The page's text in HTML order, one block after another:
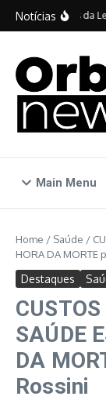
Ir para o conteúdo
Notícias
Vinte anos da
Main Menu
Home / Saúde /
HORA DA MORTE
Destaques
SAÚDE
DA
Rossini